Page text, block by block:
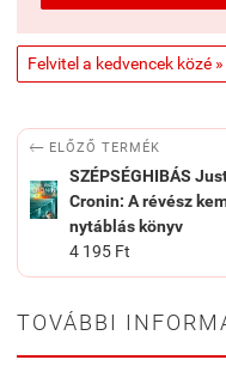
Felvitel a kedvencek közé »
 ELŐZŐ TERMÉK
SZÉPSÉGHIBÁS
Cronin: A révész
nytáblás könyv
4 195 Ft
TOVÁBBI